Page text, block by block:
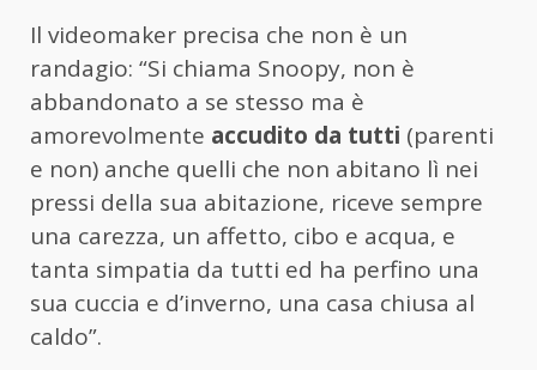
Il videomaker precisa che non è un
randagio: “Si chiama Snoopy, non è
abbandonato a se stesso ma è
amorevolmente accudito da tutti (parenti
e non) anche quelli che non abitano lì nei
pressi della sua abitazione, riceve sempre
una carezza, un affetto, cibo e acqua, e
tanta simpatia da tutti ed ha perfino una
sua cuccia e d’inverno, una casa chiusa al
caldo”.